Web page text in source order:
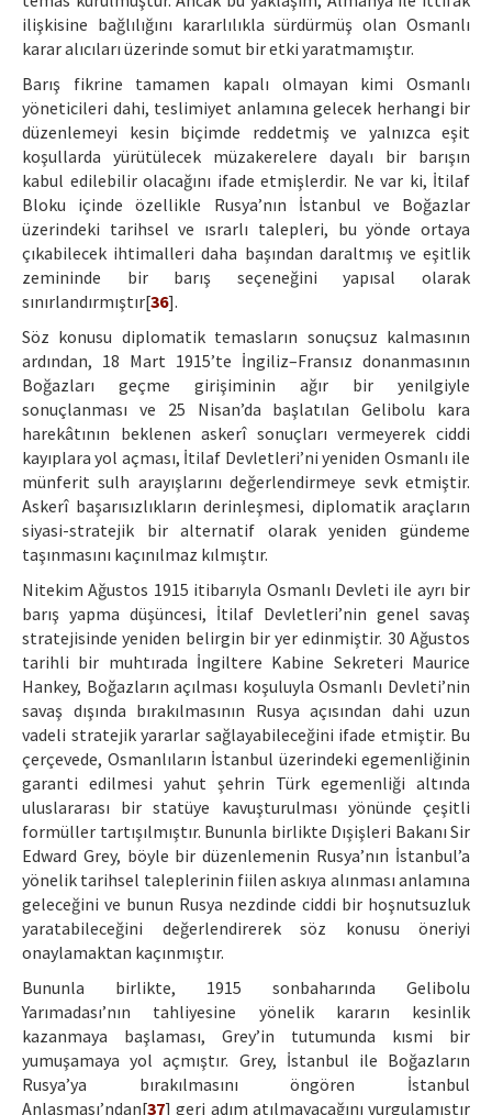
ilişkisine bağlılığını kararlılıkla sürdürmüş olan Osmanlı
karar alıcıları üzerinde somut bir etki yaratmamıştır.
Barış fikrine tamamen kapalı olmayan kimi Osmanlı
yöneticileri dahi, teslimiyet anlamına gelecek herhangi bir
düzenlemeyi kesin biçimde reddetmiş ve yalnızca eşit
koşullarda yürütülecek müzakerelere dayalı bir barışın
kabul edilebilir olacağını ifade etmişlerdir. Ne var ki, İtilaf
Bloku içinde özellikle Rusya’nın İstanbul ve Boğazlar
üzerindeki tarihsel ve ısrarlı talepleri, bu yönde ortaya
çıkabilecek ihtimalleri daha başından daraltmış ve eşitlik
zemininde bir barış seçeneğini yapısal olarak
sınırlandırmıştır[36].
Söz konusu diplomatik temasların sonuçsuz kalmasının
ardından, 18 Mart 1915’te İngiliz–Fransız donanmasının
Boğazları geçme girişiminin ağır bir yenilgiyle
sonuçlanması ve 25 Nisan’da başlatılan Gelibolu kara
harekâtının beklenen askerî sonuçları vermeyerek ciddi
kayıplara yol açması, İtilaf Devletleri’ni yeniden Osmanlı ile
münferit sulh arayışlarını değerlendirmeye sevk etmiştir.
Askerî başarısızlıkların derinleşmesi, diplomatik araçların
siyasi-stratejik bir alternatif olarak yeniden gündeme
taşınmasını kaçınılmaz kılmıştır.
Nitekim Ağustos 1915 itibarıyla Osmanlı Devleti ile ayrı bir
barış yapma düşüncesi, İtilaf Devletleri’nin genel savaş
stratejisinde yeniden belirgin bir yer edinmiştir. 30 Ağustos
tarihli bir muhtırada İngiltere Kabine Sekreteri Maurice
Hankey, Boğazların açılması koşuluyla Osmanlı Devleti’nin
savaş dışında bırakılmasının Rusya açısından dahi uzun
vadeli stratejik yararlar sağlayabileceğini ifade etmiştir. Bu
çerçevede, Osmanlıların İstanbul üzerindeki egemenliğinin
garanti edilmesi yahut şehrin Türk egemenliği altında
uluslararası bir statüye kavuşturulması yönünde çeşitli
formüller tartışılmıştır. Bununla birlikte Dışişleri Bakanı Sir
Edward Grey, böyle bir düzenlemenin Rusya’nın İstanbul’a
yönelik tarihsel taleplerinin fiilen askıya alınması anlamına
geleceğini ve bunun Rusya nezdinde ciddi bir hoşnutsuzluk
yaratabileceğini değerlendirerek söz konusu öneriyi
onaylamaktan kaçınmıştır.
Bununla birlikte, 1915 sonbaharında Gelibolu
Yarımadası’nın tahliyesine yönelik kararın kesinlik
kazanmaya başlaması, Grey’in tutumunda kısmi bir
yumuşamaya yol açmıştır. Grey, İstanbul ile Boğazların
Rusya’ya bırakılmasını öngören İstanbul
Anlaşması’ndan[37] geri adım atılmayacağını vurgulamıştır